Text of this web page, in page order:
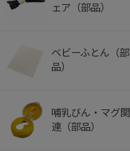
ェア（部品）
ベビーふとん（部
品）
哺乳びん・マグ関
連（部品）